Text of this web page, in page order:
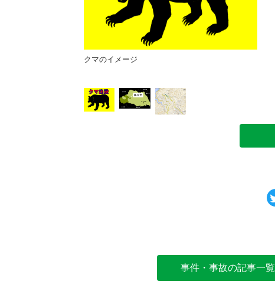
クマのイメージ
事件・事故の記事一覧